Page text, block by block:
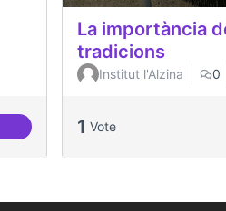
de les dones del Congrès a través
La importància
tradicions
Institut l'Alzina 0
1 Vote